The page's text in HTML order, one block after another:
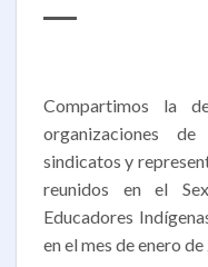
Compartimos la
organizaciones
sindicatos y
reunidos en el
Educadores
en el mes de enero